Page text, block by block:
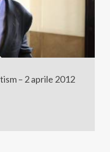
– 2 aprile 2012